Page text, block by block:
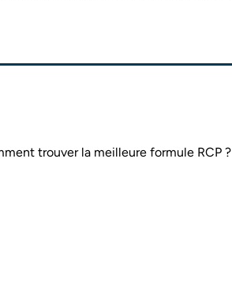
trouver la meilleure formule RCP ?